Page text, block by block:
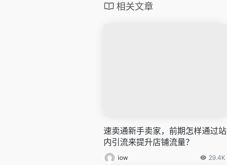
相关文章
速卖通新手卖家，前期怎样通过站
内引流来提升店铺流量？
iow 29.4K